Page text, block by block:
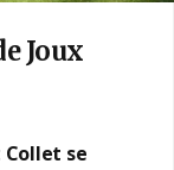
Joux
se